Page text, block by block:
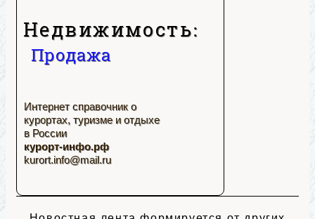
Недвижимость:
Продажа
Интернет справочник о
курортах, туризме и отдыхе
в России
курорт-инфо.рф
kurort.info@mail.ru